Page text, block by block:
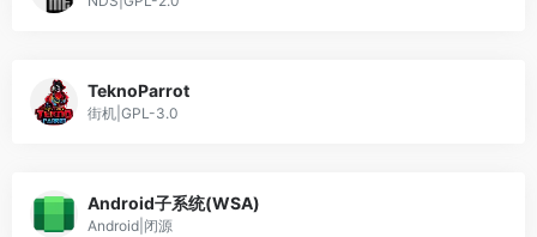
TeknoParrot
街机|GPL-3.0
Android子系统(WSA)
Android|闭源